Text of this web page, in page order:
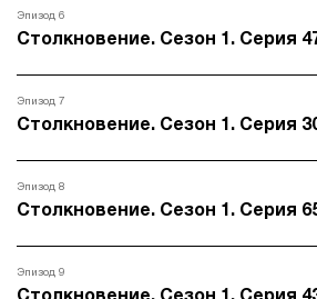
Эпизод 6
Столкновение. Сезон 1. Серия
Эпизод 7
Столкновение. Сезон 1. Серия
Эпизод 8
Столкновение. Сезон 1. Серия
Эпизод 9